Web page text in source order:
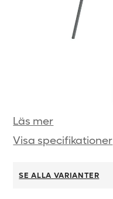
Läs mer
Visa specifikationer
SE ALLA VARIANTER